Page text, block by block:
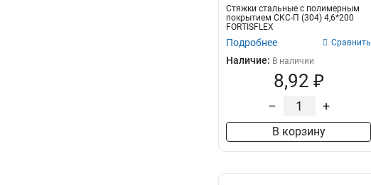
Стяжки стальные с полимерным
покрытием СКС-П (304) 4,6*200
FORTISFLEX
Подробнее Сравнить
Наличие: В наличии
8,92 ₽
– +
В корзину